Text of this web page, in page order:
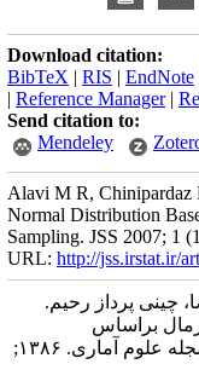
Download citation:
BibTeX | RIS | EndNote
| Reference Manager|
Send citation to:
Mendeley
Alavi M R, Chinipardaz
Normal Distribution
Sampling. JSS 2007; 1
URL: http://jss.irstat.ir/
چینی پرداز رحیم.
براساس
نمونه‌گیری وزنی. مجله علوم آماری. ۱۳۸۶;